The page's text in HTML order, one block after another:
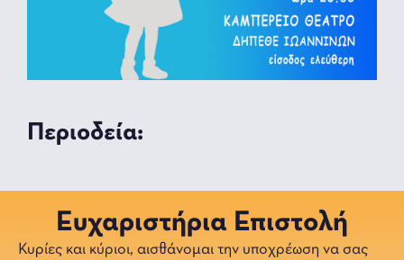
Περιοδεία:
Ευχαριστήρια Επιστολή
Κυρίες και κύριοι, αισθάνομαι την υποχρέωση να σας